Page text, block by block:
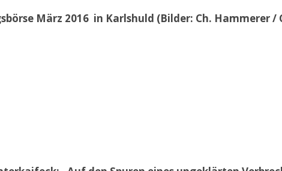
März 2016 in Karlshuld (Bilder: Ch. Hammerer /